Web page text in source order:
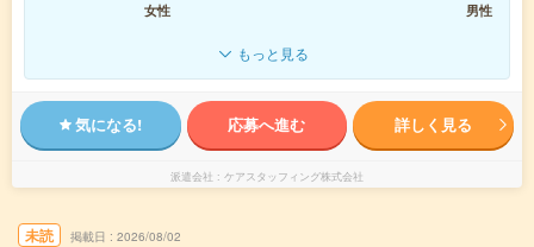
女性
男性
もっと見る
気になる! 応募へ進む 詳しく見る
派遣会社 ケアスタッフィング株式会社
未読 掲載日 2026/08/02